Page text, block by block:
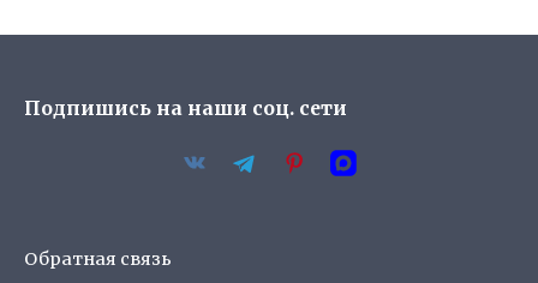
Подпишись на наши соц. сети
Обратная связь